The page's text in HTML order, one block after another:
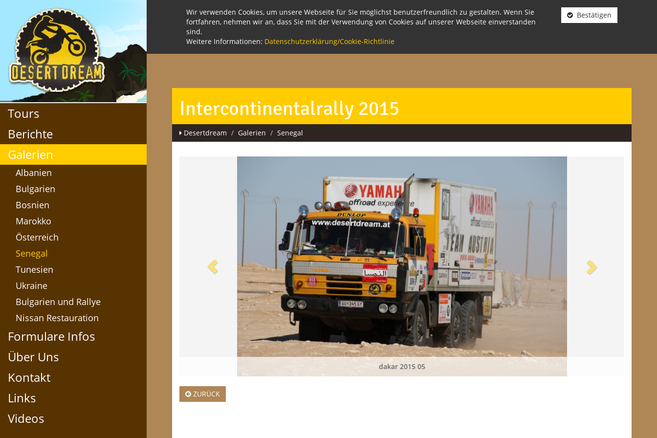
Tours
Berichte
Galerien
Albanien
Bulgarien
Bosnien
Marokko
Österreich
Senegal
Tunesien
Ukraine
Bulgarien und Rallye
Nissan Restauration
Formulare Infos
Über Uns
Kontakt
Links
Videos
Wir verwenden Cookies, um unsere Webseite für Sie möglichst benutzerfreundlich zu gestalten. Wenn Sie
fortfahren, nehmen wir an, dass Sie mit der Verwendung von Cookies auf unserer Webseite einverstanden
sind.
Weitere Informationen: Datenschutzerklärung/Cookie-Richtlinie
Bestätigen
Intercontinentalrally 2015
Desertdream Galerien Senegal
dakar 2015 05
ZURÜCK